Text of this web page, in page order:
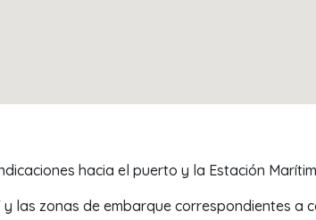
hacia el puerto y la Estación
y las zonas de embarque correspondientes a